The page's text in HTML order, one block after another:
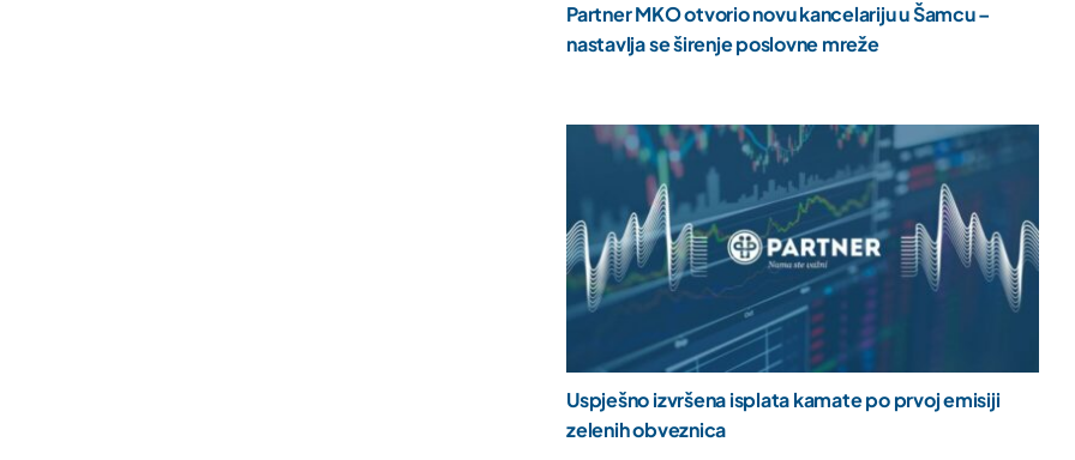
Partner MKO otvorio novu kancelariju u Šamcu –
nastavlja se širenje poslovne mreže
Uspješno izvršena isplata kamate po prvoj emisiji
zelenih obveznica